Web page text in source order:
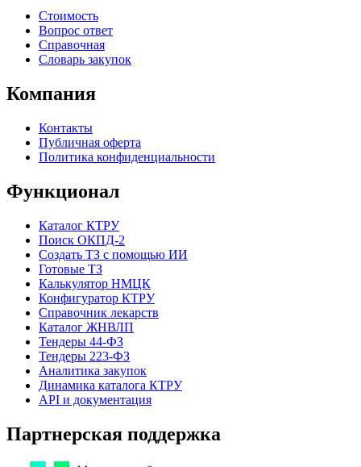
Стоимость
Вопрос ответ
Справочная
Словарь закупок
Компания
Контакты
Публичная оферта
Политика конфиденциальности
Функционал
Каталог КТРУ
Поиск ОКПД-2
Создать ТЗ с помощью ИИ
Готовые ТЗ
Калькулятор НМЦК
Конфигуратор КТРУ
Справочник лекарств
Каталог ЖНВЛП
Тендеры 44-ФЗ
Тендеры 223-ФЗ
Аналитика закупок
Динамика каталога КТРУ
API и документация
Партнерская поддержка